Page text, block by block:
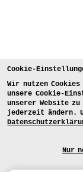
Cookie-
Wir nutzen Cookies
unsere Cookie-
unserer Website
jederzeit ändern.
Nur